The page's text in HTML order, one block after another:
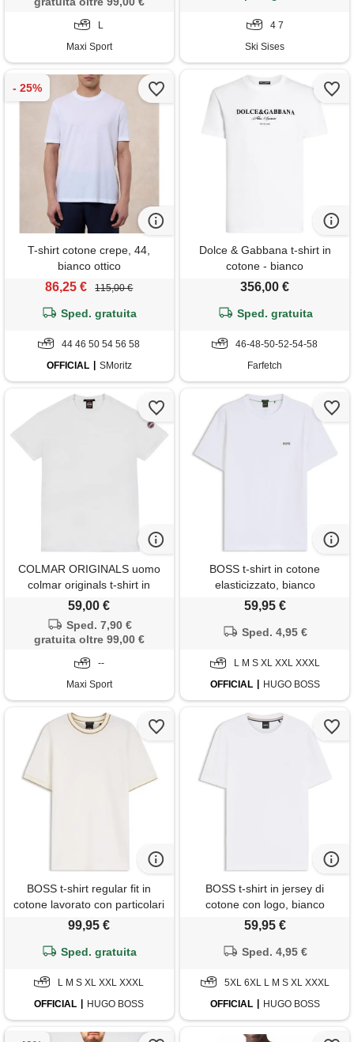
L
Maxi Sport
4 7
Ski Sises
T-shirt cotone crepe, 44,
bianco ottico
86,25 € 115,00 €
Sped. gratuita
44 46 50 54 56 58
OFFICIAL
SMoritz
Dolce & Gabbana t-shirt in
cotone - bianco
356,00 €
Sped. gratuita
46-48-50-52-54-58
Farfetch
COLMAR ORIGINALS uomo
colmar originals t-shirt in
piquet
59,00 €
Sped. 7,90 €
gratuita oltre 99,00 €
--
Maxi Sport
BOSS t-shirt in cotone
elasticizzato, bianco
59,95 €
Sped. 4,95 €
L M S XL XXL XXXL
OFFICIAL
HUGO BOSS
BOSS t-shirt regular fit in
cotone lavorato con particolari
a contrasto, colore neutro
99,95 €
Sped. gratuita
L M S XL XXL XXXL
OFFICIAL
HUGO BOSS
BOSS t-shirt in jersey di
cotone con logo, bianco
59,95 €
Sped. 4,95 €
5XL 6XL L M S XL XXXL
OFFICIAL
HUGO BOSS